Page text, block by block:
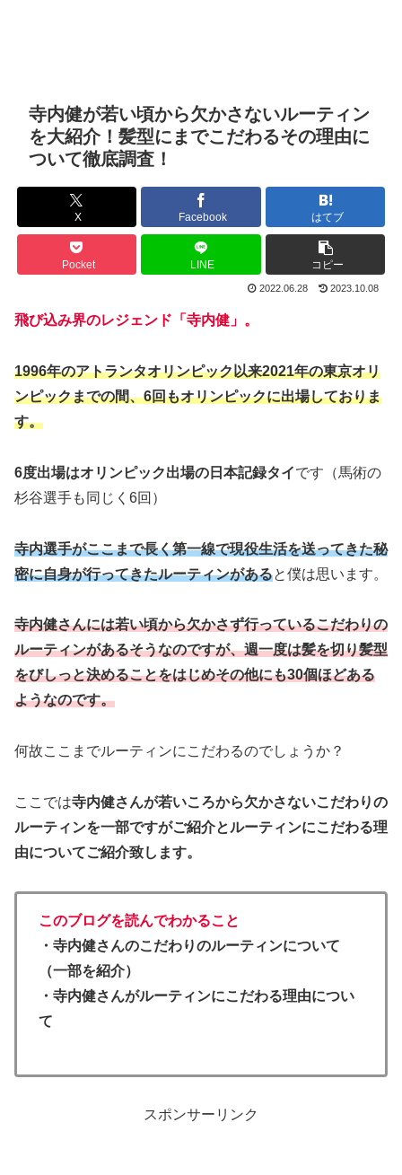
寺内健が若い頃から欠かさないルーティン
を大紹介！髪型にまでこだわるその理由に
ついて徹底調査！
X Facebook はてブ
Pocket LINE コピー
2022.06.28 2023.10.08
飛び込み界のレジェンド「寺内健」。
1996年のアトランタオリンピック以来2021年の東京オリ
ンピックまでの間、6回もオリンピックに出場しておりま
す。
6度出場はオリンピック出場の日本記録タイです（馬術の
杉谷選手も同じく6回）
寺内選手がここまで長く第一線で現役生活を送ってきた秘
密に自身が行ってきたルーティンがあると僕は思います。
寺内健さんには若い頃から欠かさず行っているこだわりの
ルーティンがあるそうなのですが、週一度は髪を切り髪型
をびしっと決めることをはじめその他にも30個ほどある
ようなのです。
何故ここまでルーティンにこだわるのでしょうか？
ここでは寺内健さんが若いころから欠かさないこだわりの
ルーティンを一部ですがご紹介とルーティンにこだわる理
由についてご紹介致します。
このブログを読んでわかること
・寺内健さんのこだわりのルーティンについて
（一部を紹介）
・寺内健さんがルーティンにこだわる理由につい
て
スポンサーリンク